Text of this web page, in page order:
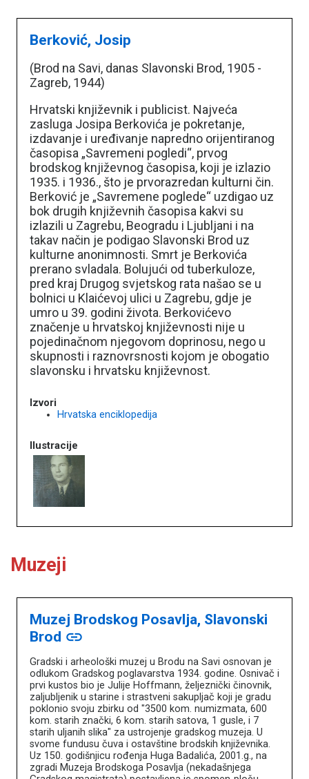
Berković, Josip
(Brod na Savi, danas Slavonski Brod, 1905 -
Zagreb, 1944)
Hrvatski književnik i publicist. Najveća
zasluga Josipa Berkovića je pokretanje,
izdavanje i uređivanje napredno orijentiranog
časopisa „Savremeni pogledi“, prvog
brodskog književnog časopisa, koji je izlazio
1935. i 1936., što je prvorazredan kulturni čin.
Berković je „Savremene poglede“ uzdigao uz
bok drugih književnih časopisa kakvi su
izlazili u Zagrebu, Beogradu i Ljubljani i na
takav način je podigao Slavonski Brod uz
kulturne anonimnosti. Smrt je Berkovića
prerano svladala. Bolujući od tuberkuloze,
pred kraj Drugog svjetskog rata našao se u
bolnici u Klaićevoj ulici u Zagrebu, gdje je
umro u 39. godini života. Berkovićevo
značenje u hrvatskoj književnosti nije u
pojedinačnom njegovom doprinosu, nego u
skupnosti i raznovrsnosti kojom je obogatio
slavonsku i hrvatsku književnost.
Izvori
Hrvatska enciklopedija
Ilustracije
Muzeji
Muzej Brodskog Posavlja, Slavonski
Brod link
Gradski i arheološki muzej u Brodu na Savi osnovan je
odlukom Gradskog poglavarstva 1934. godine. Osnivač i
prvi kustos bio je Julije Hoffmann, željeznički činovnik,
zaljubljenik u starine i strastveni sakupljač koji je gradu
poklonio svoju zbirku od "3500 kom. numizmata, 600
kom. starih znački, 6 kom. starih satova, 1 gusle, i 7
starih uljanih slika" za ustrojenje gradskog muzeja. U
svome fundusu čuva i ostavštine brodskih književnika.
Uz 150. godišnjicu rođenja Huga Badalića, 2001.g., na
zgradi Muzeja Brodskoga Posavlja (nekadašnjega